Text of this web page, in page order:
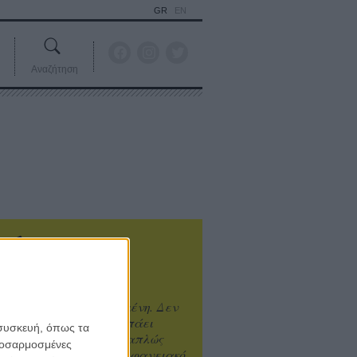
όπως τα
GR EN
Αναζήτηση
είναι υπερτιμημένη. Δεν
καλύτερο, δεν σε πάει
η επιτυχία. Είναι απλώς